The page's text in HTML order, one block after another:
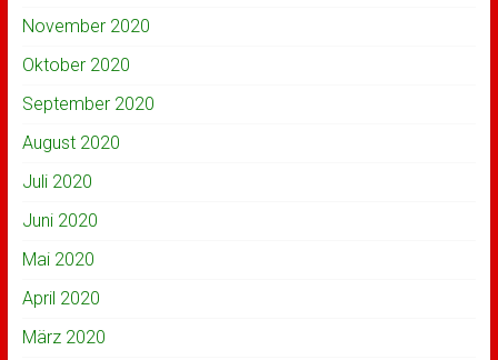
November 2020
Oktober 2020
September 2020
August 2020
Juli 2020
Juni 2020
Mai 2020
April 2020
März 2020